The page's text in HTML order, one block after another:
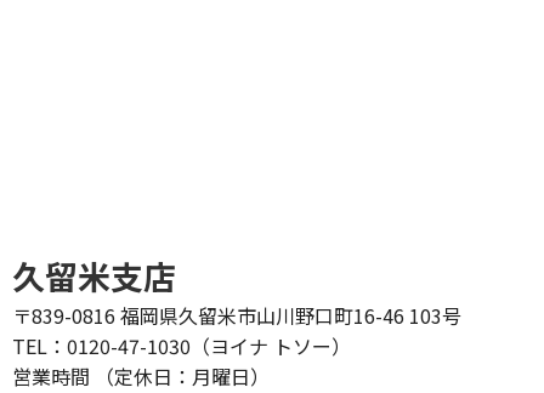
久留米支店
〒839-0816 福岡県久留米市山川野口町16-46 103号
TEL：0120-47-1030（ヨイナ トソー）
営業時間 （定休日：月曜日）